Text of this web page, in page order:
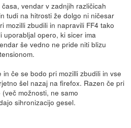
vendar v zadnjih različicah
tudi na hitrosti že dolgo ni ničesar
mozilli zbudili in napravili FF4 tako
uporabljal opero, ki sicer ima
še vedno ne pride niti blizu
če se bodo pri mozilli zbudili in vse
šel nazaj na firefox. Razen če pri
možnosti, ne samo
sihronizacijo gesel.